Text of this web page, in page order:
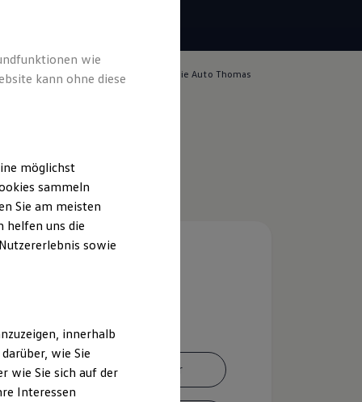
für die Inhalte auf dieser Seite ist die Auto Thomas
Ansprechpartner
wie
kann ohne diese
möglichst
sammeln
Sie am meisten
helfen uns die
sowie
innerhalb
wie Sie
wie Sie sich auf der
Interessen